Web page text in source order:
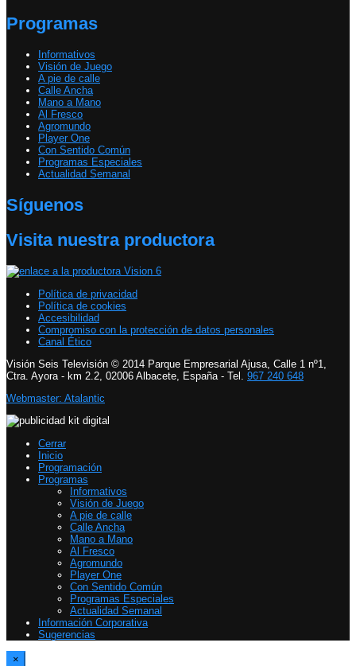
Programas
Informativos
Visión de Juego
A pie de calle
Calle Ancha
Mano a Mano
Al Fresco
Agromundo
Player One
Con Sentido Común
Programas Especiales
Actualidad Semanal
Síguenos
Visita nuestra productora
Política de privacidad
Política de cookies
Accesibilidad
Compromiso con la protección de datos personales
Canal Ético
Visión Seis Televisión © 2014 Parque Empresarial Ajusa, Calle 1 nº1,
Ctra. Ayora - km 2.2, 02006 Albacete, España - Tel. 967 240 648
Webmaster: Atalantic
Cerrar
Inicio
Programación
Programas
Informativos
Visión de Juego
A pie de calle
Calle Ancha
Mano a Mano
Al Fresco
Agromundo
Player One
Con Sentido Común
Programas Especiales
Actualidad Semanal
Información Corporativa
Sugerencias
×